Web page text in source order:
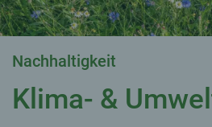
Nachhaltigkeit
Klima- &